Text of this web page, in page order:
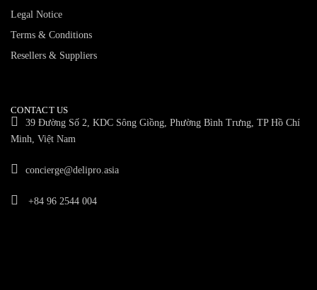
Legal Notice
Terms & Conditions
Resellers & Suppliers
CONTACT US
39 Đường Số 2, KDC Sông Giồng, Phường Bình Trưng, TP Hồ Chí
Minh, Việt Nam
concierge@delipro.asia
+84 96 2544 004